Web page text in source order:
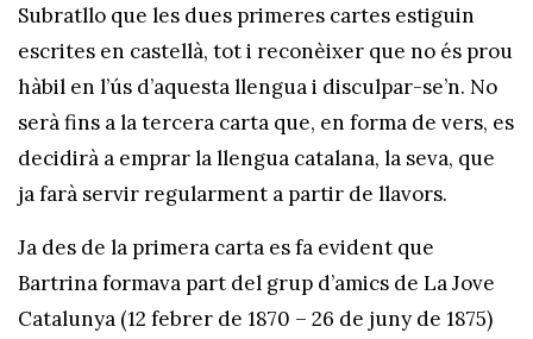
Subratllo que les dues primeres cartes estiguin
escrites en castellà, tot i reconèixer que no és prou
hàbil en l’ús d’aquesta llengua i disculpar-se’n. No
serà fins a la tercera carta que, en forma de vers, es
decidirà a emprar la llengua catalana, la seva, que
ja farà servir regularment a partir de llavors.
Ja des de la primera carta es fa evident que
Bartrina formava part del grup d’amics de La Jove
Catalunya (12 febrer de 1870 – 26 de juny de 1875)